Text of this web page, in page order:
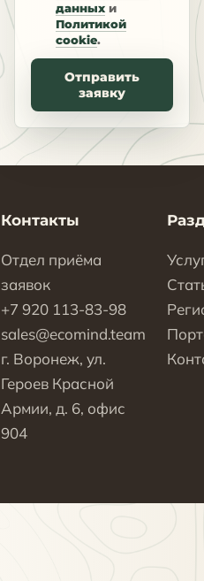
данных и
Политикой
cookie.
Отправить
заявку
Контакты
Отдел приёма
заявок
+7 920 113-83-98
sales@ecomind.team
г. Воронеж, ул.
Героев Красной
Армии, д. 6, офис
904